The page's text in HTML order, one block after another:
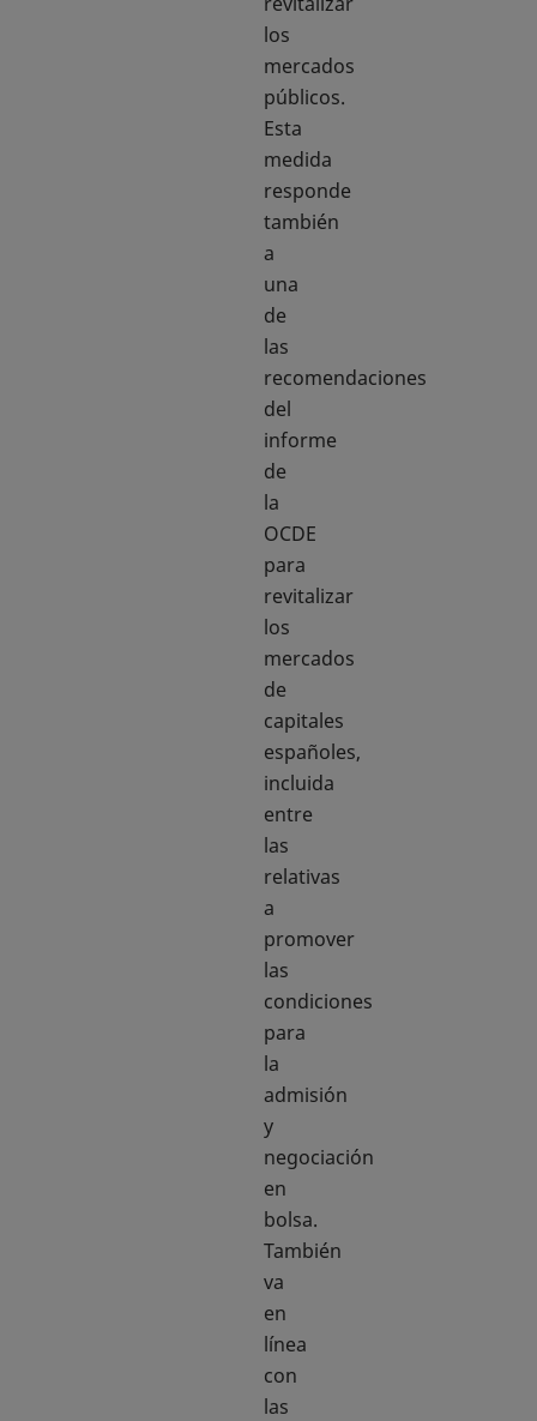
los
mercados
públicos.
Esta
medida
responde
también
a
una
de
las
recomendaciones
del
informe
de
la
OCDE
para
revitalizar
los
mercados
de
capitales
españoles,
incluida
entre
las
relativas
a
promover
las
condiciones
para
la
admisión
y
negociación
en
bolsa.
También
va
en
línea
con
las